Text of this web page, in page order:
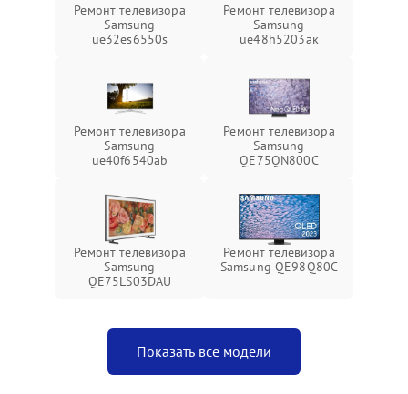
Ремонт телевизора
Samsung
ue32es6550s
Ремонт телевизора
Samsung
ue48h5203aк
Ремонт телевизора
Samsung
ue40f6540ab
Ремонт телевизора
Samsung
QE75QN800C
Ремонт телевизора
Samsung
QE75LS03DAU
Ремонт телевизора
Samsung QE98Q80C
Показать все модели